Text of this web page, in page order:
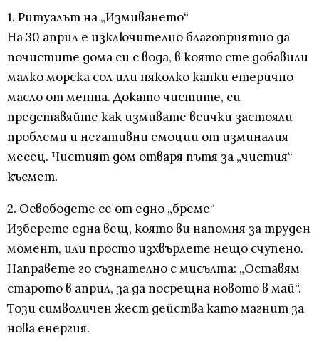
1. Ритуалът на „Измиването“
На 30 април е изключително благоприятно да
почистите дома си с вода, в която сте добавили
малко морска сол или няколко капки етерично
масло от мента. Докато чистите, си
представяйте как измивате всички застояли
проблеми и негативни емоции от изминалия
месец. Чистият дом отваря пътя за „чистия“
късмет.
2. Освободете се от едно „бреме“
Изберете една вещ, която ви напомня за труден
момент, или просто изхвърлете нещо счупено.
Направете го съзнателно с мисълта: „Оставям
старото в април, за да посрещна новото в май“.
Този символичен жест действа като магнит за
нова енергия.